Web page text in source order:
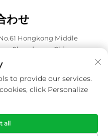
わせ
Hongkong Middle
、Shandong、China
ゥーン株式会社。全著作権所
ーポリシー
to provide our services.
click Personalize
all